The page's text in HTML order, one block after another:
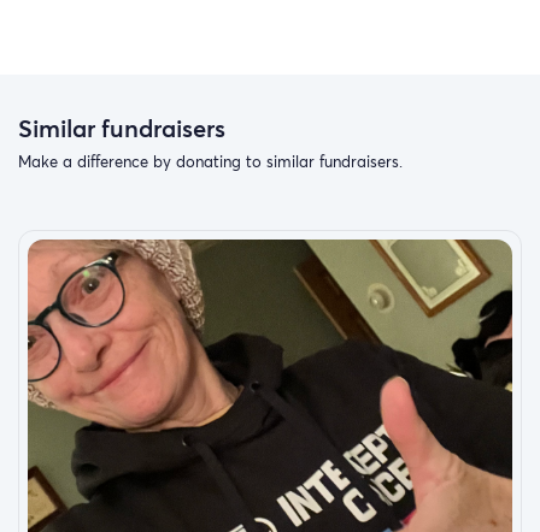
Similar fundraisers
Make a difference by donating to similar fundraisers.